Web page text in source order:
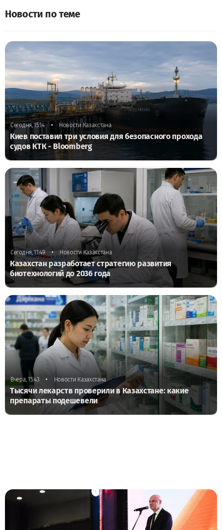
Новости по теме
Сегодня, 15:14 • Новости Казахстана
Киев поставил три условия для безопасного прохода
судов КТК - Bloomberg
Сегодня, 11:49 • Новости Казахстана
Казахстан разработает стратегию развития
биотехнологий до 2036 года
Вчера, 15:43 • Новости Казахстана
Тысячи лекарств проверили в Казахстане: какие
препараты подешевели